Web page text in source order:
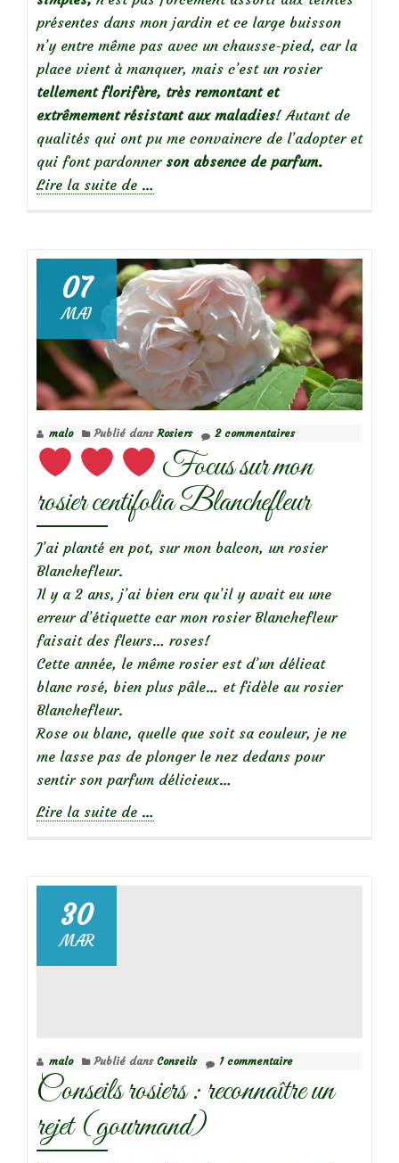
présentes dans mon jardin et ce large buisson
n’y entre même pas avec un chausse-pied, car la
place vient à manquer, mais c’est un rosier
tellement florifère, très remontant et
extrêmement résistant aux maladies! Autant de
qualités qui ont pu me convaincre de l’adopter et
qui font pardonner son absence de parfum.
Lire la suite de
Focus
sur
le
rosier
Robert
Louis
Stevenson
…
07
MAI
malo Publié dans Rosiers 2 commentaires
Focus sur mon
rosier centifolia Blanchefleur
J’ai planté en pot, sur mon balcon, un rosier
Blanchefleur.
Il y a 2 ans, j’ai bien cru qu’il y avait eu une
erreur d’étiquette car mon rosier Blanchefleur
faisait des fleurs… roses!
Cette année, le même rosier est d’un délicat
blanc rosé, bien plus pâle… et fidèle au rosier
Blanchefleur.
Rose ou blanc, quelle que soit sa couleur, je ne
me lasse pas de plonger le nez dedans pour
sentir son parfum délicieux…
Lire la suite de à
Blanchefleur
…
30
MAR
malo Publié dans Conseils 1 commentaire
Conseils rosiers : reconnaître un
rejet (gourmand)